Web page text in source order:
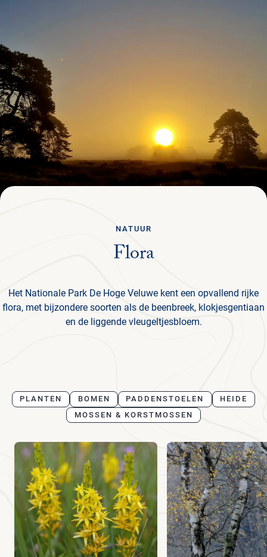
Menu
PLAN JE BEZOEK
NATUUR & CULTUUR
STEUN HET PARK
NEDERLANDS
Flora
NATUUR
Het Nationale Park De Hoge Veluwe kent een opvallend rijke
flora, met bijzondere soorten als de beenbreek, klokjesgentiaan
en de liggende vleugeltjesbloem.
PLANTEN BOMEN PADDENSTOELEN
HEIDE
MOSSEN & KORSTMOSSEN